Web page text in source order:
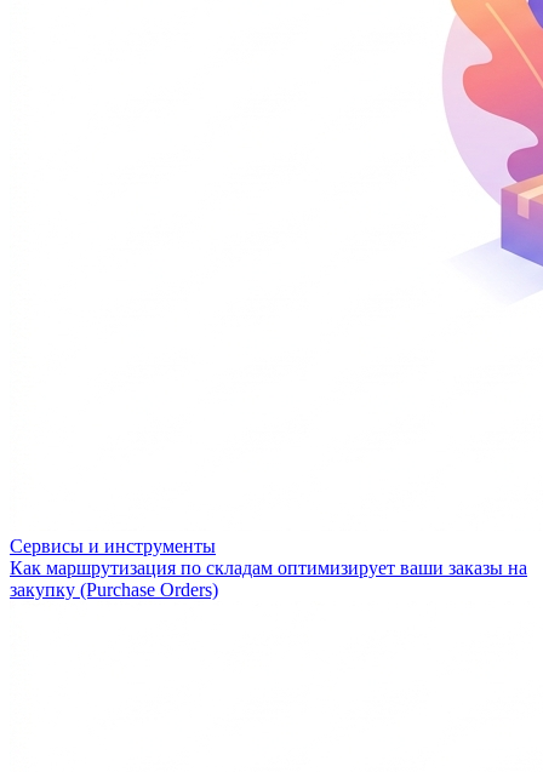
Сервисы и инструменты
Как маршрутизация по складам оптимизирует ваши заказы на
закупку (Purchase Orders)